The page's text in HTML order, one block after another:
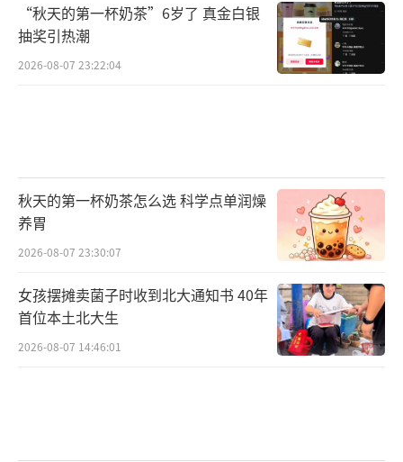
“秋天的第一杯奶茶”6岁了 真金白银
抽奖引热潮
2026-08-07 23:22:04
秋天的第一杯奶茶怎么选 科学点单润燥
养胃
2026-08-07 23:30:07
女孩摆摊卖菌子时收到北大通知书 40年
首位本土北大生
2026-08-07 14:46:01